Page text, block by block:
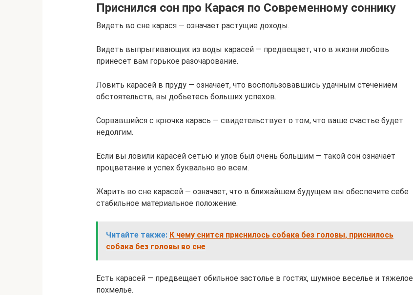
Приснился сон про Карася по Современному соннику
Видеть во сне карася — означает растущие доходы.
Видеть выпрыгивающих из воды карасей — предвещает, что в жизни любовь
принесет вам горькое разочарование.
Ловить карасей в пруду — означает, что воспользовавшись удачным стечением
обстоятельств, вы добьетесь больших успехов.
Сорвавшийся с крючка карась — свидетельствует о том, что ваше счастье будет
недолгим.
Если вы ловили карасей сетью и улов был очень большим — такой сон означает
процветание и успех буквально во всем.
Жарить во сне карасей — означает, что в ближайшем будущем вы обеспечите себе
стабильное материальное положение.
Читайте также: К чему снится приснилось собака без головы, приснилось
собака без головы во сне
Есть карасей — предвещает обильное застолье в гостях, шумное веселье и тяжелое
похмелье.